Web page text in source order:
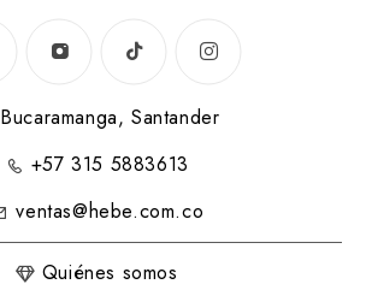
Bucaramanga, Santander
+57 315 5883613
ventas@hebe.com.co
Quiénes somos